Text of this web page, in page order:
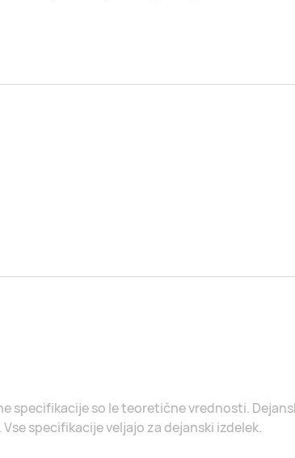
specifikacije so le teoretične vrednosti.
specifikacije veljajo za dejanski izdelek.